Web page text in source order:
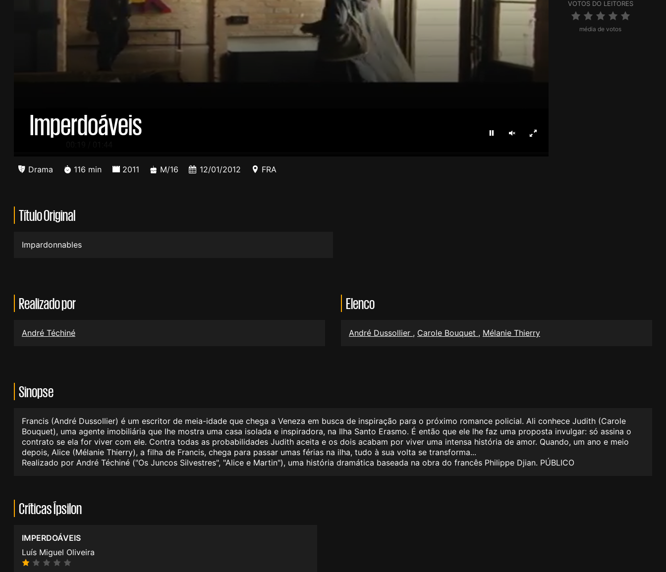
PararLigar somEcrã inteiro
Imperdoáveis
VOTOS DO LEITORES
média de votos
Drama 116 min 2011 M/16 12/01/2012 FRA
Título Original
Impardonnables
Realizado por
André Téchiné
Elenco
André Dussollier , Carole Bouquet , Mélanie Thierry
Sinopse
Francis (André Dussollier) é um escritor de meia-idade que chega a Veneza em busca de inspiração para o próximo romance policial. Ali conhece Judith (Carole
Bouquet), uma agente imobiliária que lhe mostra uma casa isolada e inspiradora, na Ilha Santo Erasmo. É então que ele lhe faz uma proposta invulgar: só assina o
contrato se ela for viver com ele. Contra todas as probabilidades Judith aceita e os dois acabam por viver uma intensa história de amor. Quando, um ano e meio
depois, Alice (Mélanie Thierry), a filha de Francis, chega para passar umas férias na ilha, tudo à sua volta se transforma...
Realizado por André Téchiné ("Os Juncos Silvestres", "Alice e Martin"), uma história dramática baseada na obra do francês Philippe Djian. PÚBLICO
Críticas Ípsilon
IMPERDOÁVEIS
Luís Miguel Oliveira